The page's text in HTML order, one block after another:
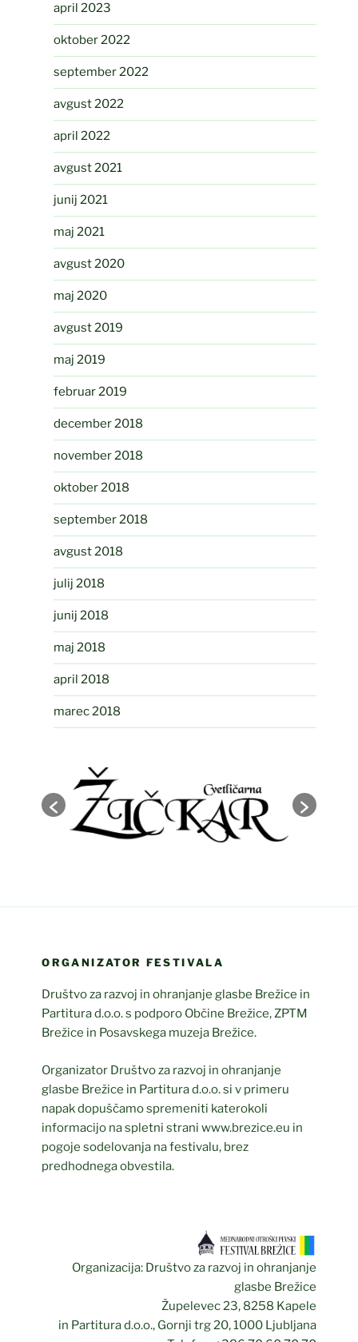
april 2023
oktober 2022
september 2022
avgust 2022
april 2022
avgust 2021
junij 2021
maj 2021
avgust 2020
maj 2020
avgust 2019
maj 2019
februar 2019
december 2018
november 2018
oktober 2018
september 2018
avgust 2018
julij 2018
junij 2018
maj 2018
april 2018
marec 2018
ORGANIZATOR FESTIVALA
Društvo za razvoj in ohranjanje glasbe Brežice in
Partitura d.o.o. s podporo Občine Brežice, ZPTM
Brežice in Posavskega muzeja Brežice.
Organizator Društvo za razvoj in ohranjanje
glasbe Brežice in Partitura d.o.o. si v primeru
napak dopuščamo spremeniti katerokoli
informacijo na spletni strani www.brezice.eu in
pogoje sodelovanja na festivalu, brez
predhodnega obvestila.
Organizacija: Društvo za razvoj in ohranjanje
glasbe Brežice
Župelevec 23, 8258 Kapele
in Partitura d.o.o., Gornji trg 20, 1000 Ljubljana